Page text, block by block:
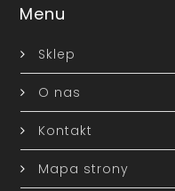
Menu
Sklep
O nas
Kontakt
Mapa strony